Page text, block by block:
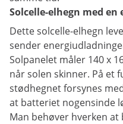
Solcelle-elhegn med en
Dette solcelle-elhegn
sender
Solpanelet måler 140 x
når solen skinner. På et
stødhegnet forsynes
at batteriet nogensinde
Man behøver hverken